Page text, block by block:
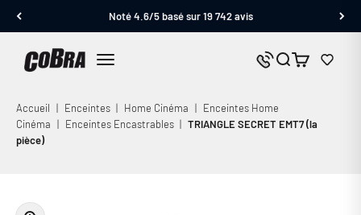
Noté 4.6/5 basé sur 19 742 avis
Cobra.fr
Nous contacter
Panier
Accueil | Enceintes | Home Cinéma | Enceintes Home
Cinéma | Enceintes Encastrables | TRIANGLE SECRET EMT7 (la
pièce)
Zoomer sur l'image